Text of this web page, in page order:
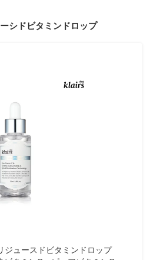
シドビタミンドロップ
ジュースドビタミンドロップ